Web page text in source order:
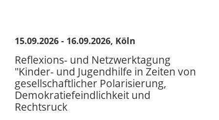
15.09.2026 - 16.09.2026, Köln
Reflexions- und Netzwerktagung
"Kinder- und Jugendhilfe in Zeiten von
gesellschaftlicher Polarisierung,
Demokratiefeindlichkeit und
Rechtsruck